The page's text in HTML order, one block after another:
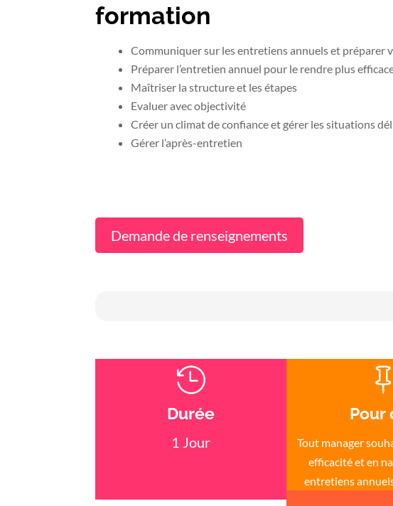
formation
Communiquer sur les entretiens annuels et préparer
Préparer l’entretien annuel pour le rendre plus
Maîtriser la structure et les étapes
Evaluer avec objectivité
Créer un climat de confiance et gérer les situations
Gérer l’après-entretien
Demande de renseignements

Durée
1 Jour

Pour
Tout manager
efficacité et en
entretiens